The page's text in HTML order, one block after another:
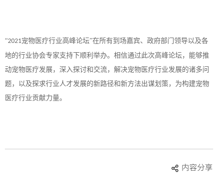
“2021宠物医疗行业高峰论坛”在所有到场嘉宾、政府部门领导以及各
地的行业协会专家支持下顺利举办。相信通过此次高峰论坛，能够推
动宠物医疗发展，深入探讨和交流，解决宠物医疗行业发展的诸多问
题，以及探求行业人才发展的新路径和新方法出谋划策，为构建宠物
医疗行业贡献力量。
内容分享